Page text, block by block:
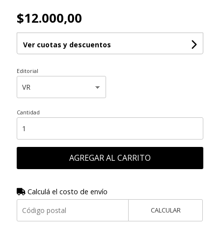
$12.000,00
Ver cuotas y descuentos
Editorial
Cantidad
AGREGAR AL CARRITO
Calculá el costo de envío
CALCULAR